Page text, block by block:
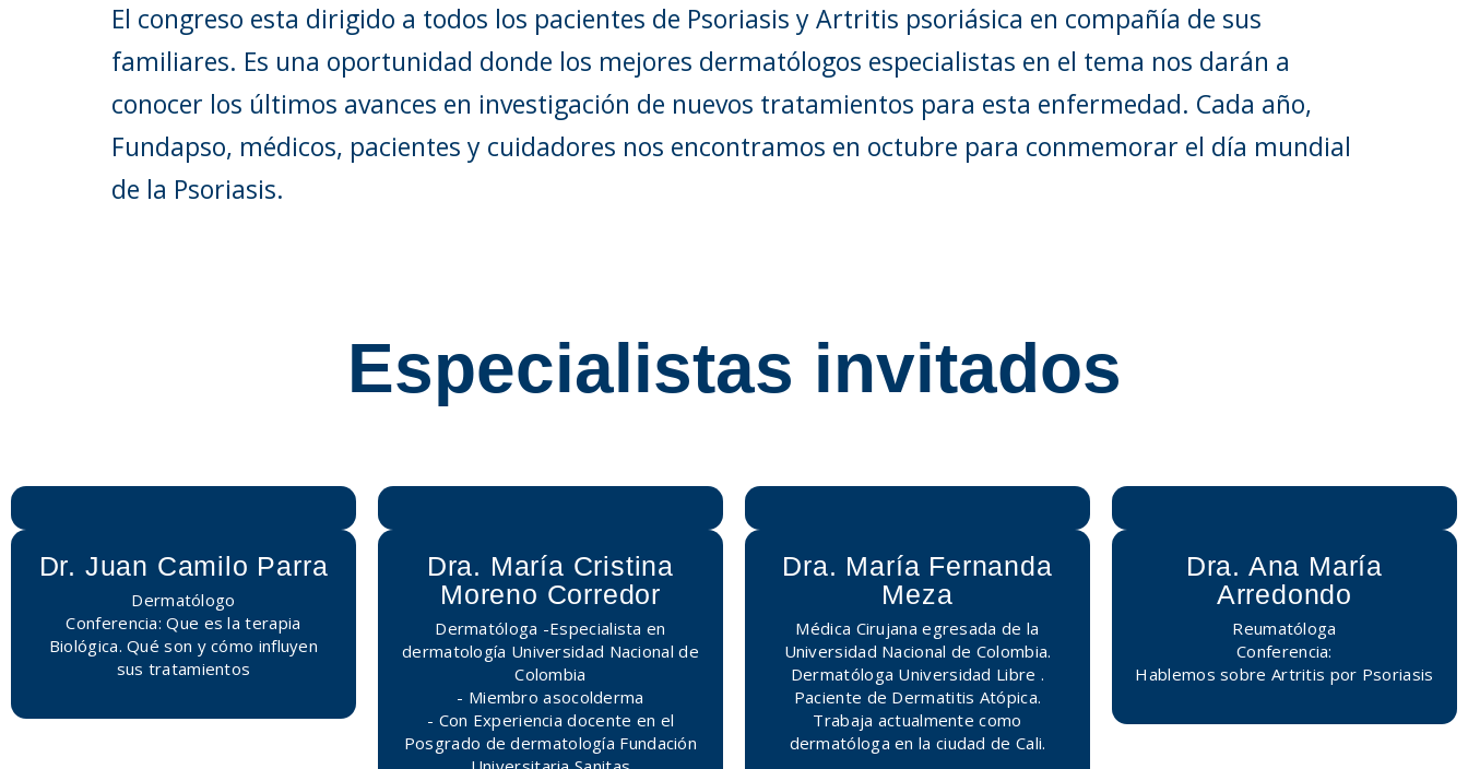
El congreso esta dirigido a todos los pacientes de Psoriasis y Artritis psoriásica en compañía de sus
familiares. Es una oportunidad donde los mejores dermatólogos especialistas en el tema nos darán a
conocer los últimos avances en investigación de nuevos tratamientos para esta enfermedad. Cada año,
Fundapso, médicos, pacientes y cuidadores nos encontramos en octubre para conmemorar el día mundial
de la Psoriasis.
Especialistas invitados
Dr. Juan Camilo Parra
Dermatólogo
Conferencia: Que es la terapia
Biológica. Qué son y cómo influyen
sus tratamientos
Dra. María Cristina
Moreno Corredor
Dermatóloga -Especialista en
dermatología Universidad Nacional de
Colombia
- Miembro asocolderma
- ⁠Con Experiencia docente en el
Posgrado de dermatología Fundación
Dra. María Fernanda
Meza
Médica Cirujana egresada de la
Universidad Nacional de Colombia.
Dermatóloga Universidad Libre .
Paciente de Dermatitis Atópica.
Trabaja actualmente como
dermatóloga en la ciudad de Cali.
Dra. Ana María
Arredondo
Reumatóloga
Conferencia:
Hablemos sobre Artritis por Psoriasis